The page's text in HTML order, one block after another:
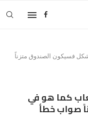
فسيكون الصندوق متزناً
كما هو في
صواب خطأ